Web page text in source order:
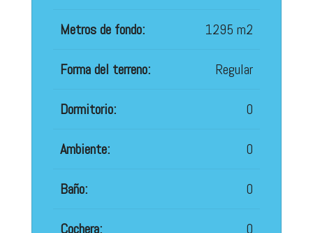
Metros de fondo: 1295 m2
Forma del terreno: Regular
Dormitorio: 0
Ambiente: 0
Baño: 0
Cochera: 0